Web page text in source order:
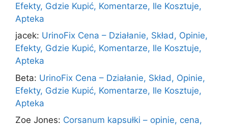
Efekty, Gdzie Kupić, Komentarze, Ile Kosztuje,
Apteka
jacek: UrinoFix Cena – Działanie, Skład, Opinie,
Efekty, Gdzie Kupić, Komentarze, Ile Kosztuje,
Apteka
Beta: UrinoFix Cena – Działanie, Skład, Opinie,
Efekty, Gdzie Kupić, Komentarze, Ile Kosztuje,
Apteka
Zoe Jones: Corsanum kapsułki – opinie, cena,